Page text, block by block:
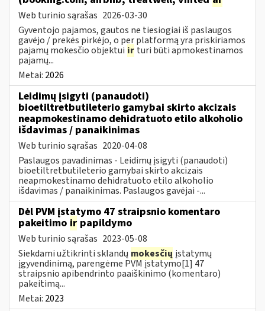
Web turinio sąrašas 2026-03-30
Gyventojo pajamos, gautos ne tiesiogiai iš paslaugos
gavėjo / prekės pirkėjo, o per platformą yra priskiriamos
pajamų mokesčio objektui ir turi būti apmokestinamos
pajamų...
Metai: 2026
Leidimų įsigyti (panaudoti)
bioetiltretbutileterio gamybai skirto akcizais
neapmokestinamo dehidratuoto etilo alkoholio
išdavimas / panaikinimas
Web turinio sąrašas 2020-04-08
Paslaugos pavadinimas - Leidimų įsigyti (panaudoti)
bioetiltretbutileterio gamybai skirto akcizais
neapmokestinamo dehidratuoto etilo alkoholio
išdavimas / panaikinimas. Paslaugos gavėjai -...
Dėl PVM įstatymo 47 straipsnio komentaro
pakeitimo ir papildymo
Web turinio sąrašas 2023-05-08
Siekdami užtikrinti sklandų mokesčių įstatymų
įgyvendinimą, parengėme PVM įstatymo[1] 47
straipsnio apibendrinto paaiškinimo (komentaro)
pakeitimą...
Metai: 2023